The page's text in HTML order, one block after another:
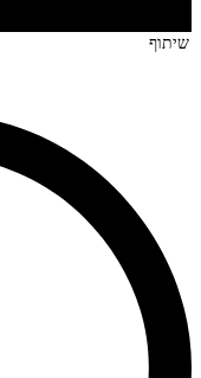
שיתוף